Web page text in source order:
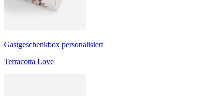
Gastgeschenkbox personalisiert
Terracotta Love